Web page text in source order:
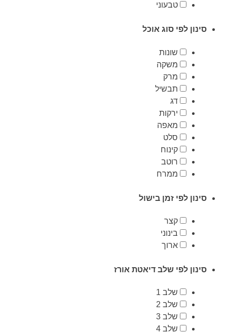
טבעוני
סינון לפי סוג אוכל
שונות
משקה
מרק
תבשיל
דג
ירקות
מאפה
סלט
קינוח
רוטב
ממרח
סינון לפי זמן בישול
קצר
בינוני
ארוך
סינון לפי שלב דיאטת אורז
שלב 1
שלב 2
שלב 3
שלב 4